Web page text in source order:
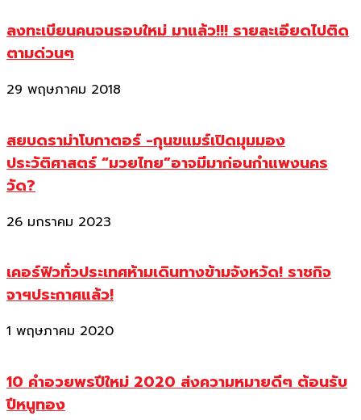
ลงทะเบียนคนจนรอบใหม่ มาแล้ว!!! รายละเอียดไปติด
ตามด่วนๆ
29 พฤษภาคม 2018
สยบดราม่าโบกาตอร์ -กุนขแมร์เปิดมุมมอง
ประวัติศาสตร์ “มวยไทย”อาจมีมาก่อนกำแพงนคร
วัด?
26 มกราคม 2023
เคอร์ฟิวทั่วประเทศห้ามเดินทางข้ามจังหวัด! ราชกิจ
จาฯประกาศแล้ว!
1 พฤษภาคม 2020
10 คำอวยพรปีใหม่ 2020 ส่งความหมายดีๆ ต้อนรับ
ปีหนูทอง